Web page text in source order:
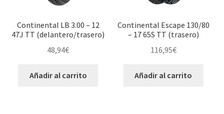
Continental LB 3.00 – 12
47J TT (delantero/trasero)
48,94€
Añadir al carrito
Continental Escape 130/80
– 17 65S TT (trasero)
116,95€
Añadir al carrito